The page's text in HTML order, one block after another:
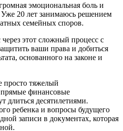
эмоциональная боль и
Уже 20 лет занимаюсь решением
семейных споров.
этот сложный процесс с
ваши права и добиться
основанного на законе и
просто тяжелый
прямые финансовые
длиться десятилетиями.
ребенка и вопросы будущего
записи в документах, которая